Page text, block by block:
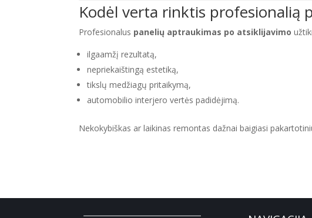
Kodėl verta rinktis profesionalią
Profesionalus panelių aptraukimas po atsiklijavimo
ilgaamžį rezultatą,
nepriekaištingą estetiką,
tikslų medžiagų pritaikymą,
automobilio interjero vertės padidėjimą.
Nekokybiškas ar laikinas remontas dažnai baigiasi